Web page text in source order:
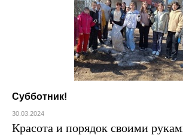
Субботник!
30.03.2024
Красота и порядок своими